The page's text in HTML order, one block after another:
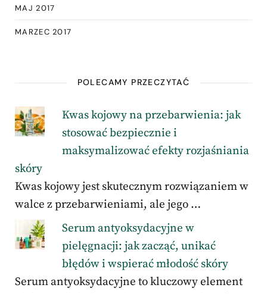
MAJ 2017
MARZEC 2017
POLECAMY PRZECZYTAĆ
Kwas kojowy na przebarwienia: jak
stosować bezpiecznie i
maksymalizować efekty rozjaśniania
skóry
Kwas kojowy jest skutecznym rozwiązaniem w
walce z przebarwieniami, ale jego …
Serum antyoksydacyjne w
pielęgnacji: jak zacząć, unikać
błędów i wspierać młodość skóry
Serum antyoksydacyjne to kluczowy element